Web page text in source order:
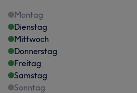
Montag
Dienstag
Mittwoch
Donnerstag
Freitag
Samstag
Sonntag